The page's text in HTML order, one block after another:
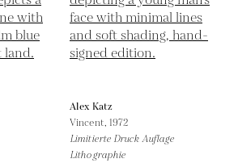
Alex Katz
Vincent, 1972
Limitierte Druck Auflage
Lithographie